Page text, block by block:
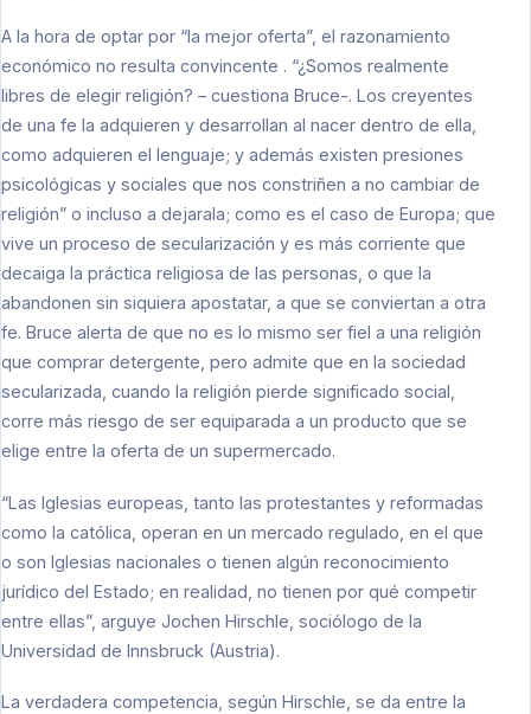
A la hora de optar por “la mejor oferta”, el razonamiento
económico no resulta convincente . “¿Somos realmente
libres de elegir religión? – cuestiona Bruce-. Los creyentes
de una fe la adquieren y desarrollan al nacer dentro de ella,
como adquieren el lenguaje; y además existen presiones
psicológicas y sociales que nos constriñen a no cambiar de
religión” o incluso a dejarala; como es el caso de Europa; que
vive un proceso de secularización y es más corriente que
decaiga la práctica religiosa de las personas, o que la
abandonen sin siquiera apostatar, a que se conviertan a otra
fe. Bruce alerta de que no es lo mismo ser fiel a una religión
que comprar detergente, pero admite que en la sociedad
secularizada, cuando la religión pierde significado social,
corre más riesgo de ser equiparada a un producto que se
elige entre la oferta de un supermercado.
“Las Iglesias europeas, tanto las protestantes y reformadas
como la católica, operan en un mercado regulado, en el que
o son Iglesias nacionales o tienen algún reconocimiento
jurídico del Estado; en realidad, no tienen por qué competir
entre ellas”, arguye Jochen Hirschle, sociólogo de la
Universidad de Innsbruck (Austria).
La verdadera competencia, según Hirschle, se da entre la